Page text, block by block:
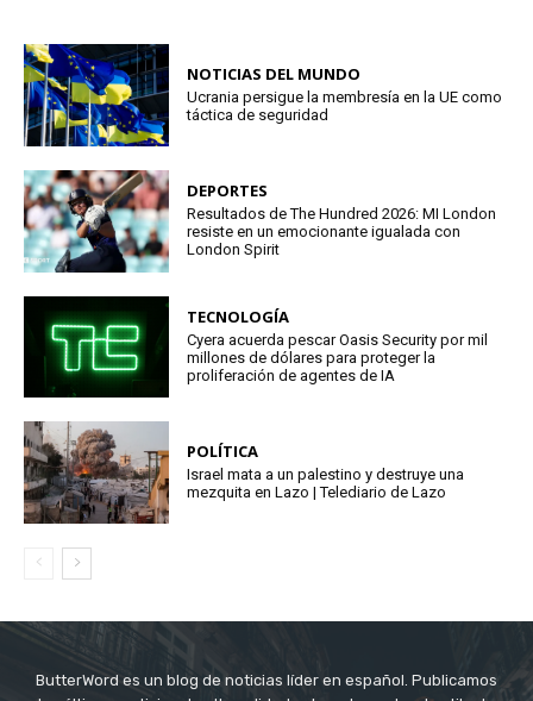
NOTICIAS DEL MUNDO
Ucrania persigue la membresía en la UE como
táctica de seguridad
DEPORTES
Resultados de The Hundred 2026: MI London
resiste en un emocionante igualada con
London Spirit
TECNOLOGÍA
Cyera acuerda pescar Oasis Security por mil
millones de dólares para proteger la
proliferación de agentes de IA
POLÍTICA
Israel mata a un palestino y destruye una
mezquita en Lazo | Telediario de Lazo
ButterWord es un blog de noticias líder en español. Publicamos